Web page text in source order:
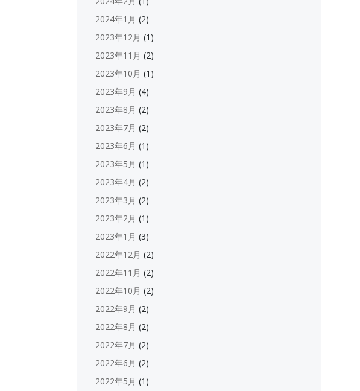
2024年1月 (2)
2023年12月 (1)
2023年11月 (2)
2023年10月 (1)
2023年9月 (4)
2023年8月 (2)
2023年7月 (2)
2023年6月 (1)
2023年5月 (1)
2023年4月 (2)
2023年3月 (2)
2023年2月 (1)
2023年1月 (3)
2022年12月 (2)
2022年11月 (2)
2022年10月 (2)
2022年9月 (2)
2022年8月 (2)
2022年7月 (2)
2022年6月 (2)
2022年5月 (1)